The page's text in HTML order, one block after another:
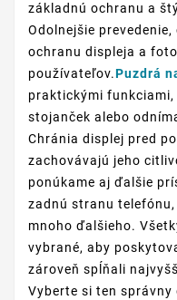
základnú ochranu a
Odolnejšie
ochranu displeja a
používateľov.Puzdrá
praktickými
stojanček alebo
Chránia displej pred
zachovávajú jeho
ponúkame aj ďalšie
zadnú stranu
mnoho ďalšieho.
vybrané, aby
zároveň spĺňali
Vyberte si ten správny